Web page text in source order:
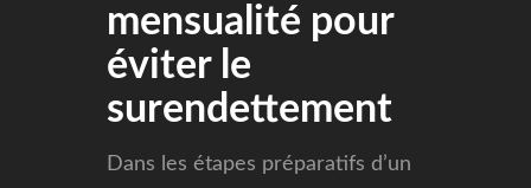
mensualité pour
éviter le
surendettement
Dans les étapes préparatifs d’un